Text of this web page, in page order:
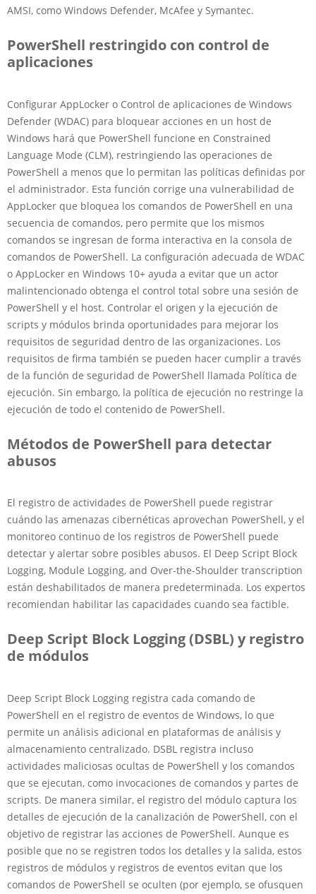
AMSI, como Windows Defender, McAfee y Symantec.
PowerShell restringido con control de
aplicaciones
Configurar AppLocker o Control de aplicaciones de Windows
Defender (WDAC) para bloquear acciones en un host de
Windows hará que PowerShell funcione en Constrained
Language Mode (CLM), restringiendo las operaciones de
PowerShell a menos que lo permitan las políticas definidas por
el administrador. Esta función corrige una vulnerabilidad de
AppLocker que bloquea los comandos de PowerShell en una
secuencia de comandos, pero permite que los mismos
comandos se ingresan de forma interactiva en la consola de
comandos de PowerShell. La configuración adecuada de WDAC
o AppLocker en Windows 10+ ayuda a evitar que un actor
malintencionado obtenga el control total sobre una sesión de
PowerShell y el host. Controlar el origen y la ejecución de
scripts y módulos brinda oportunidades para mejorar los
requisitos de seguridad dentro de las organizaciones. Los
requisitos de firma también se pueden hacer cumplir a través
de la función de seguridad de PowerShell llamada Política de
ejecución. Sin embargo, la política de ejecución no restringe la
ejecución de todo el contenido de PowerShell.
Métodos de PowerShell para detectar
abusos
El registro de actividades de PowerShell puede registrar
cuándo las amenazas cibernéticas aprovechan PowerShell, y el
monitoreo continuo de los registros de PowerShell puede
detectar y alertar sobre posibles abusos. El Deep Script Block
Logging, Module Logging, and Over-the-Shoulder transcription
están deshabilitados de manera predeterminada. Los expertos
recomiendan habilitar las capacidades cuando sea factible.
Deep Script Block Logging (DSBL) y registro
de módulos
Deep Script Block Logging registra cada comando de
PowerShell en el registro de eventos de Windows, lo que
permite un análisis adicional en plataformas de análisis y
almacenamiento centralizado. DSBL registra incluso
actividades maliciosas ocultas de PowerShell y los comandos
que se ejecutan, como invocaciones de comandos y partes de
scripts. De manera similar, el registro del módulo captura los
detalles de ejecución de la canalización de PowerShell, con el
objetivo de registrar las acciones de PowerShell. Aunque es
posible que no se registren todos los detalles y la salida, estos
registros de módulos y registros de eventos evitan que los
comandos de PowerShell se oculten (por ejemplo, se ofusquen